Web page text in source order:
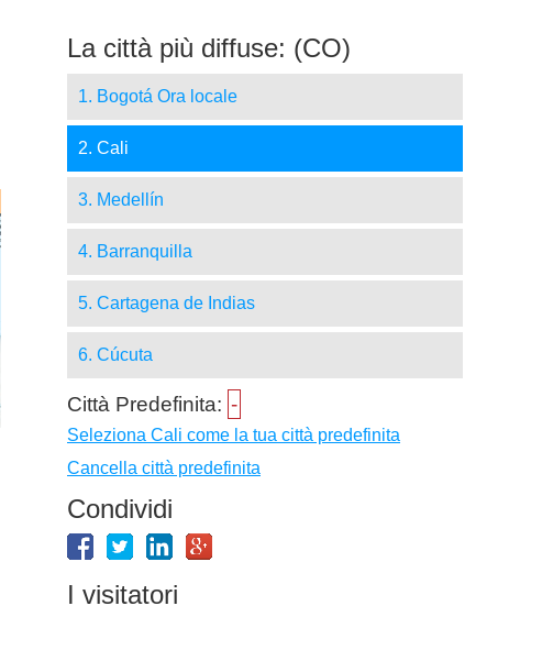
La città più diffuse: (CO)
1. Bogotá Ora locale
2. Cali
3. Medellín
4. Barranquilla
5. Cartagena de Indias
6. Cúcuta
Città Predefinita: -
Seleziona Cali come la tua città predefinita
Cancella città predefinita
Condividi
I visitatori